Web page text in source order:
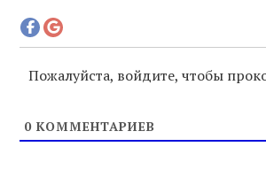
Пожалуйста, войдите, чтобы
0 КОММЕНТАРИЕВ